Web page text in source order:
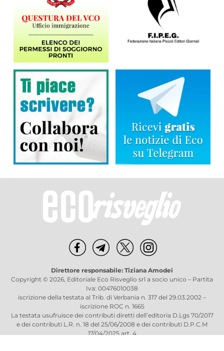
Direttore responsabile: Tiziana Amodei
Copyright © 2026, Editoriale Eco Risveglio srl a socio unico – Partita
Iva: 00476010038
iscrizione della testata al Trib. di Verbania n. 317 del 29.03.2002 –
iscrizione ROC n. 1665
La testata usufruisce dei contributi diretti dell’editoria D.Lgs 70/2017
e dei contributi L.R. n. 18 del 25/06/2008 e dei contributi D.P.C.M
17/04/2025 art. 4